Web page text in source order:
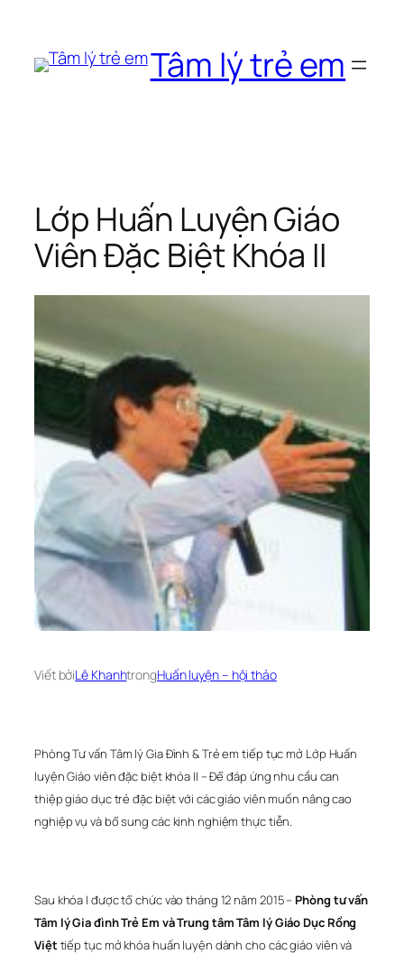
phần
Tâm lý trẻ em
Lớp Huấn Luyện Giáo
Viên Đặc Biệt Khóa II
Viết bởiLê KhanhtrongHuấn luyện – hội thảo
Phòng Tư vấn Tâm lý Gia Đình & Trẻ em tiếp tục mở Lớp Huấn
luyện Giáo viên đặc biệt khóa II – Để đáp ứng nhu cầu can
thiệp giáo dục trẻ đặc biệt với các giáo viên muốn nâng cao
nghiệp vụ và bổ sung các kinh nghiệm thực tiễn.
Sau khóa I được tổ chức vào tháng 12 năm 2015 – Phòng tư vấn
Tâm lý Gia đình Trẻ Em và Trung tâm Tâm lý Giáo Dục Rồng
Việt tiếp tục mở khóa huấn luyện dành cho các giáo viên và